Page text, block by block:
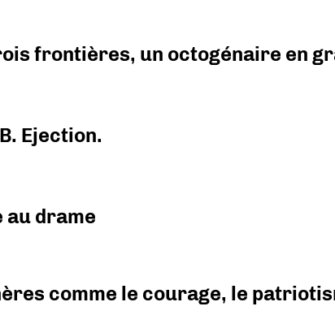
frontières, un octogénaire en
Ejection.
au drame
comme le courage, le